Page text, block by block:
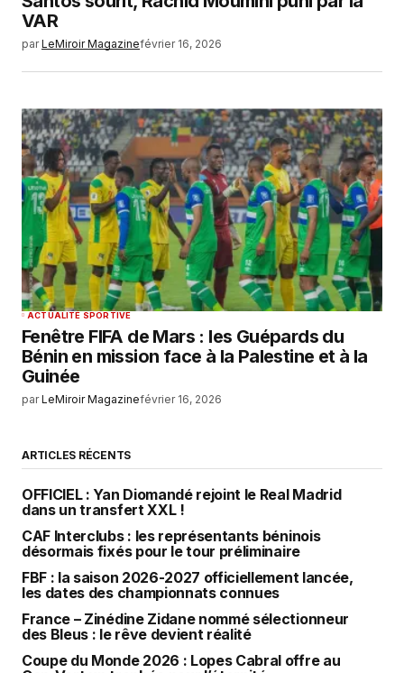
VAR
par LeMiroir Magazinefévrier 16, 2026
ACTUALITÉ SPORTIVE
Fenêtre FIFA de Mars : les Guépards du
Bénin en mission face à la Palestine et à la
Guinée
par LeMiroir Magazinefévrier 16, 2026
ARTICLES RÉCENTS
OFFICIEL : Yan Diomandé rejoint le Real Madrid
dans un transfert XXL !
CAF Interclubs : les représentants béninois
désormais fixés pour le tour préliminaire
FBF : la saison 2026-2027 officiellement lancée,
les dates des championnats connues
France – Zinédine Zidane nommé sélectionneur
des Bleus : le rêve devient réalité
Coupe du Monde 2026 : Lopes Cabral offre au